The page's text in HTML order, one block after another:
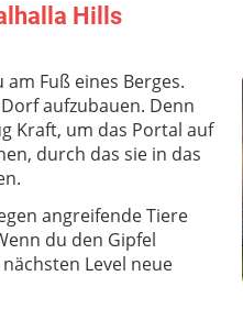
Hills
Fuß eines Berges.
aufzubauen. Denn
Kraft, um das Portal auf
durch das sie in das
angreifende Tiere
du den Gipfel
Level neue